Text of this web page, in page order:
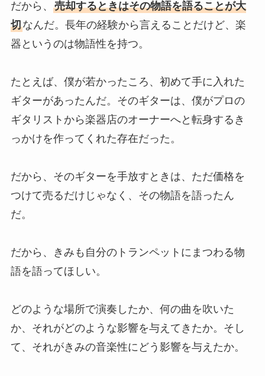
だから、 売却するときはその物語を語ることが大
切なんだ。長年の経験から言えることだけど、楽
器というのは物語性を持つ。
たとえば、僕が若かったころ、初めて手に入れた
ギターがあったんだ。そのギターは、僕がプロの
ギタリストから楽器店のオーナーへと転身するき
っかけを作ってくれた存在だった。
だから、そのギターを手放すときは、ただ価格を
つけて売るだけじゃなく、その物語を語ったん
だ。
だから、きみも自分のトランペットにまつわる物
語を語ってほしい。
どのような場所で演奏したか、何の曲を吹いた
か、それがどのような影響を与えてきたか。そし
て、それがきみの音楽性にどう影響を与えたか。